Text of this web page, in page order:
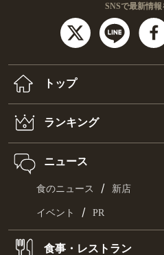
SNSで最新情
トップ
ランキング
ニュース
食のニュース / 新店
イベント / PR
食事・レストラン